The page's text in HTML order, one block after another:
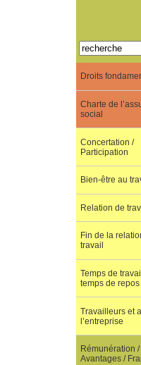
À
Droits
Charte de
social
Concertation /
Participation
Bien-être au
Relation de
Fin de la
travail
Temps de
temps de repos
Travailleurs et
l’entreprise
Rémunération /
Avantages /